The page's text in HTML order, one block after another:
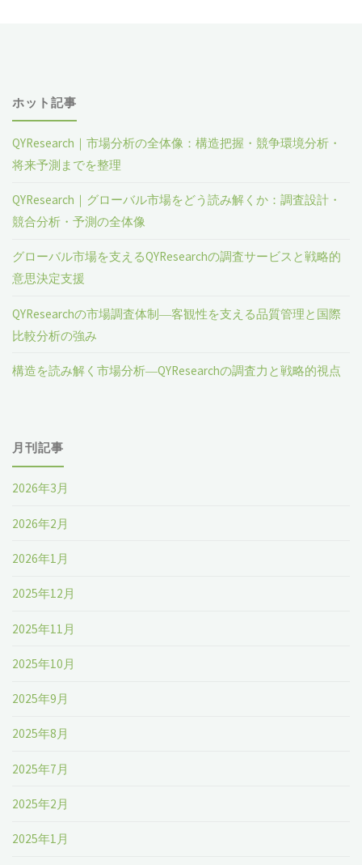
ホット記事
QYResearch｜市場分析の全体像：構造把握・競争環境分析・
将来予測までを整理
QYResearch｜グローバル市場をどう読み解くか：調査設計・
競合分析・予測の全体像
グローバル市場を支えるQYResearchの調査サービスと戦略的
意思決定支援
QYResearchの市場調査体制―客観性を支える品質管理と国際
比較分析の強み
構造を読み解く市場分析―QYResearchの調査力と戦略的視点
月刊記事
2026年3月
2026年2月
2026年1月
2025年12月
2025年11月
2025年10月
2025年9月
2025年8月
2025年7月
2025年2月
2025年1月